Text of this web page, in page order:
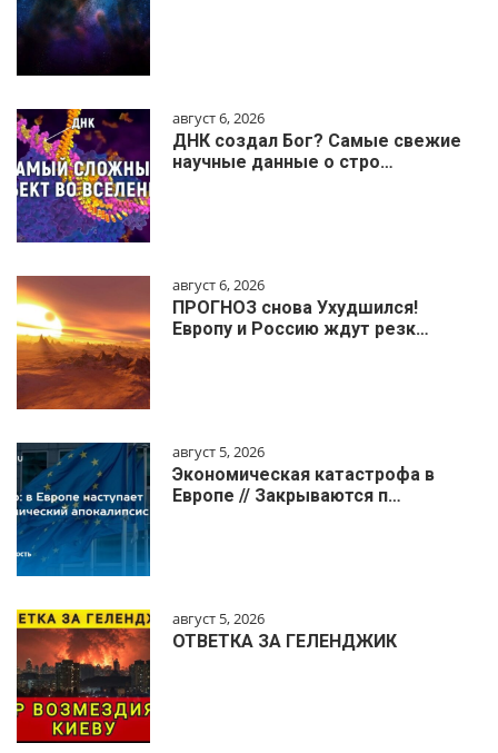
август 6, 2026
ДНК создал Бог? Самые свежие
научные данные о стро…
август 6, 2026
ПРОГНОЗ снова Ухудшился!
Европу и Россию ждут резк…
август 5, 2026
Экономическая катастрофа в
Европе // Закрываются п…
август 5, 2026
ОТВЕТКА ЗА ГЕЛЕНДЖИК